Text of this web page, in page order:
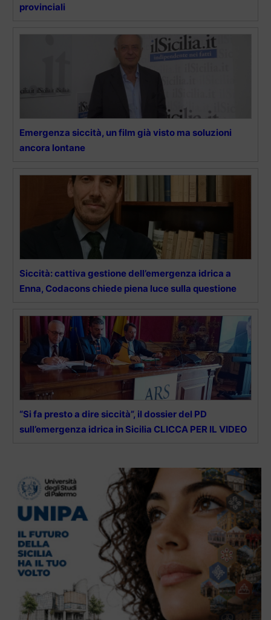
provinciali
Emergenza siccità, un film già visto ma soluzioni
ancora lontane
Siccità: cattiva gestione dell’emergenza idrica a
Enna, Codacons chiede piena luce sulla questione
“Si fa presto a dire siccità”, il dossier del PD
sull’emergenza idrica in Sicilia CLICCA PER IL VIDEO